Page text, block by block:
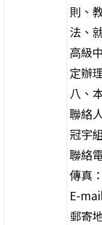
則、
法、
高級
定辦
八、
聯絡
冠宇
聯絡
傳真
E-
郵寄